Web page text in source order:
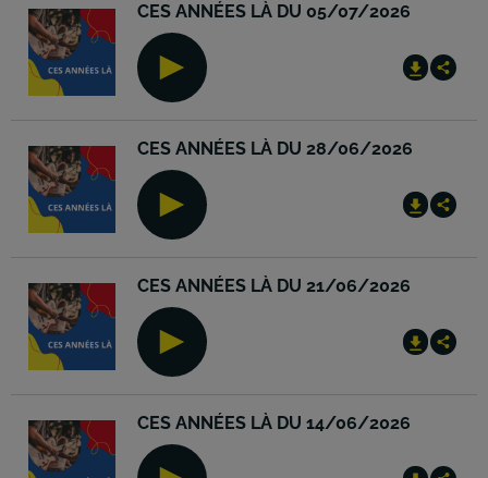
CES ANNÉES LÀ DU 05/07/2026
CES ANNÉES LÀ DU 28/06/2026
CES ANNÉES LÀ DU 21/06/2026
CES ANNÉES LÀ DU 14/06/2026